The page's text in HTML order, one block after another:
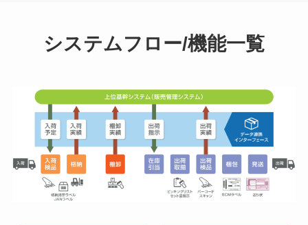
システムフロー/機能一覧